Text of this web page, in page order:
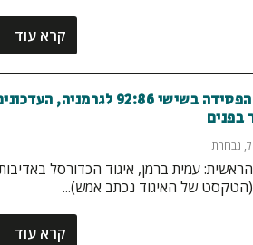
קרא עוד
נבחרת ישראל הפסידה בשישי 92:86 לגרמניה,
בפנים
, נבחרת
עמית ברמן, איגוד הכדורסל
(הטקסט של האיגוד נכתב אמש)...
קרא עוד